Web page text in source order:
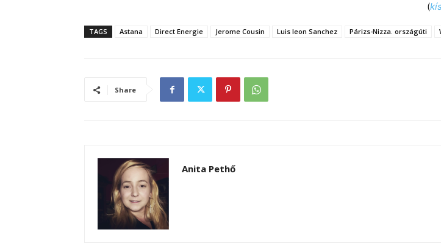
(
TAGS Astana Direct Energie Jerome Cousin Luis leon Sanchez Párizs-Nizza. országúti
Share
Anita Pethő